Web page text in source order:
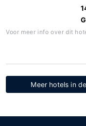
Voor meer info over dit
Meer hotels in